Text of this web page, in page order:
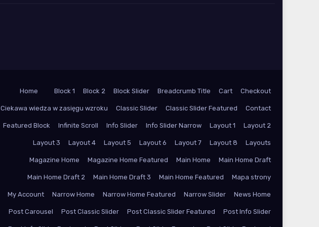
Home Block 1 Block 2 Block Slider Breadcrumb Title Cart Checkout
Ciekawa wiedza w zasięgu wzroku Classic Slider Classic Slider Featured Contact
Featured Block Infinite Scroll Info Slider Info Slider Narrow Layout 1 Layout 2
Layout 3 Layout 4 Layout 5 Layout 6 Layout 7 Layout 8 Layouts
Magazine Home Magazine Home Featured Main Home Main Home Draft
Main Home Draft 2 Main Home Draft 3 Main Home Featured Mapa strony
My Account Narrow Home Narrow Home Featured Narrow Slider News Home
Post Carousel Post Classic Slider Post Classic Slider Featured Post Info Slider